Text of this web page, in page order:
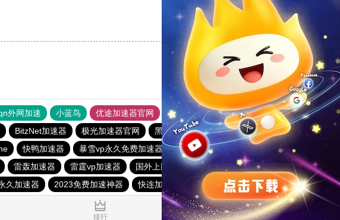
反对[0]
外网加速 小蓝鸟 优途加速器官网 风驰加速器 旋风加速器
八戒看书
BitzNet加速器 极光加速器官网 黑洞vqn加速
快喵vp加速器
快鸭加速器 暴雪vp永久免费加速器下载官网
加速器哪个好用
雷轰加速器 雷霆vp加速器 国外上网加速器
香蕉加速器官网正版
久加速器 2023免费加速神器 快连加速器app vp加速器官网
排行 推荐